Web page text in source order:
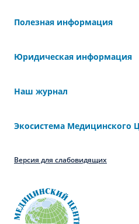
Полезная информация
Юридическая информация
Наш журнал
Экосистема Медицинского
Версия для слабовидящих